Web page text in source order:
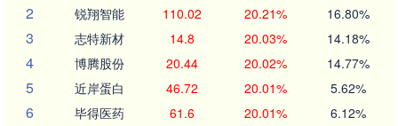
2 锐翔智能 110.02 20.21% 16.80%
3 志特新材 14.8 20.03% 14.18%
4 博腾股份 20.44 20.02% 14.77%
5 近岸蛋白 46.72 20.01% 5.62%
6 毕得医药 61.6 20.01% 6.12%